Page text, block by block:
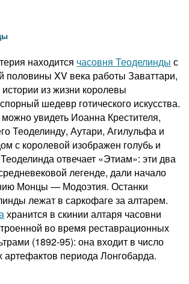
находится часовня Теоделинды с
половины XV века работы Заваттари,
из жизни королевы
шедевр готического искусства.
увидеть Иоанна Крестителя,
Теоделинду, Аутари, Агилульфа и
с королевой изображен голубь и
отвечает «Этиам»: эти два
легенде, дали начало
Монцы — Модоэтия. Останки
лежат в саркофаге за алтарем.
хранится в скинии алтаря часовни
во время реставрационных
(1892-95): она входит в число
периода Лонгобарда.